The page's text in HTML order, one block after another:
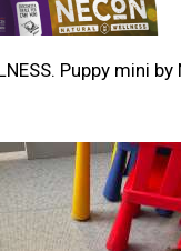
Puppy mini